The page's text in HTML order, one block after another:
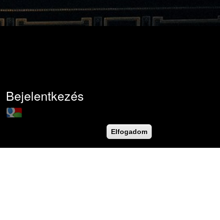
Bejelentkezés
Login with Google
Elfogadom